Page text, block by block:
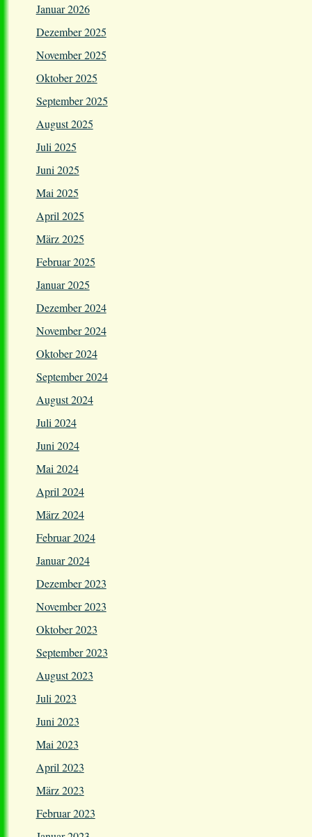
Januar 2026
Dezember 2025
November 2025
Oktober 2025
September 2025
August 2025
Juli 2025
Juni 2025
Mai 2025
April 2025
März 2025
Februar 2025
Januar 2025
Dezember 2024
November 2024
Oktober 2024
September 2024
August 2024
Juli 2024
Juni 2024
Mai 2024
April 2024
März 2024
Februar 2024
Januar 2024
Dezember 2023
November 2023
Oktober 2023
September 2023
August 2023
Juli 2023
Juni 2023
Mai 2023
April 2023
März 2023
Februar 2023